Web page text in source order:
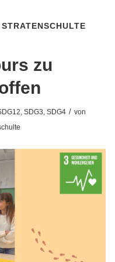
zu
, SDG3, SDG4 / von